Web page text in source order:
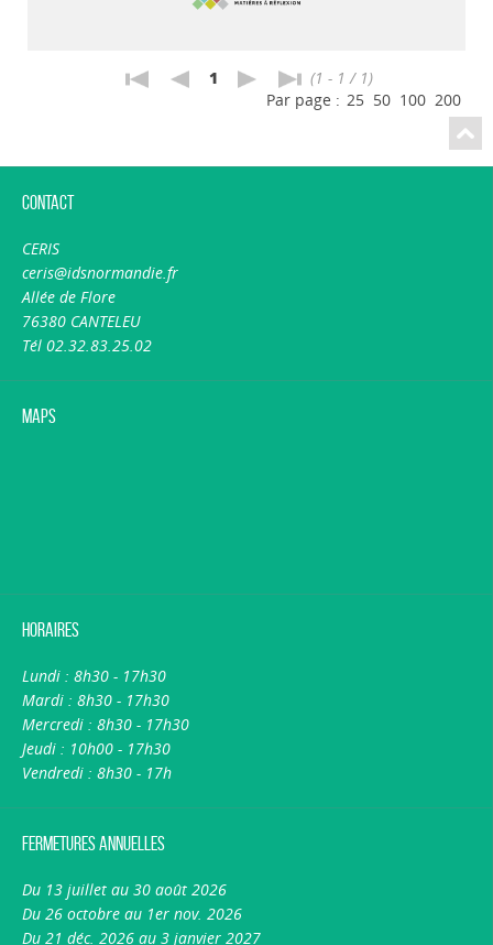
1
(1 - 1 / 1)
Par page : 25 50 100 200
Contact
CERIS
ceris@idsnormandie.fr
Allée de Flore
76380 CANTELEU
Tél 02.32.83.25.02
Maps
Horaires
Lundi : 8h30 - 17h30
Mardi : 8h30 - 17h30
Mercredi : 8h30 - 17h30
Jeudi : 10h00 - 17h30
Vendredi : 8h30 - 17h
Fermetures annuelles
Du 13 juillet au 30 août 2026
Du 26 octobre au 1er nov. 2026
Du 21 déc. 2026 au 3 janvier 2027